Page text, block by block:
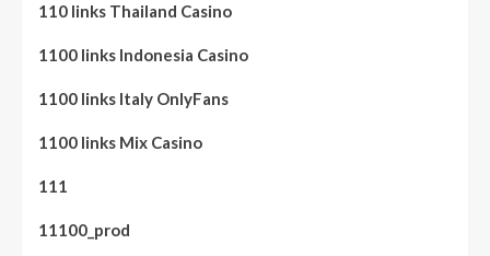
110 links Thailand Casino
1100 links Indonesia Casino
1100 links Italy OnlyFans
1100 links Mix Casino
111
11100_prod